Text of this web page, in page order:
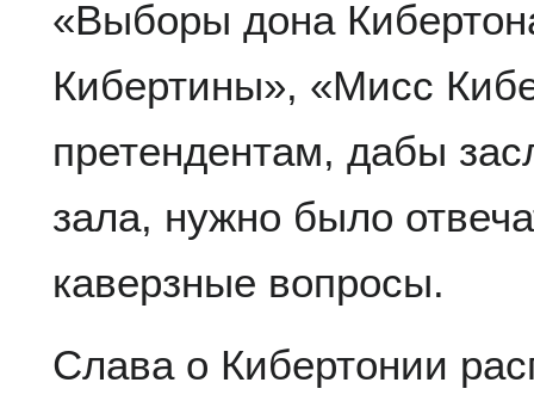
«Выборы дона
Кибертины», «Мисс
претендентам, дабы
зала, нужно было
каверзные вопросы.
Слава о Кибертонии